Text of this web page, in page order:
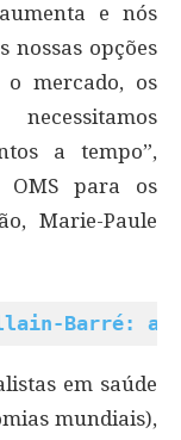
e nós
nossas opções
o mercado, os
a tempo”,
OMS para os
Marie-Paule
Barré: a
em saúde
mundiais),